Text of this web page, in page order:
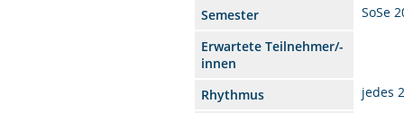
Semester
SoSe
Erwartete Teilnehmer/-
innen
Rhythmus
jedes